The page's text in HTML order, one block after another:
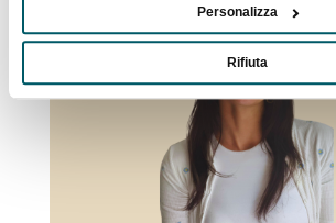
Personalizza
Rifiuta